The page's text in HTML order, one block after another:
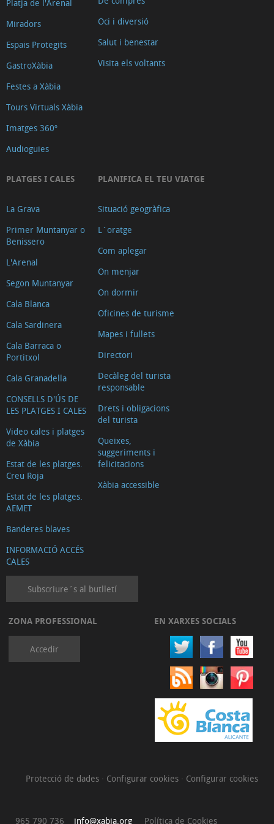
Mirador
la
Falzia
Mirador
de
les
Pesqueres
els
de
la
Mirador
Punta
del
Arenal
Séquia
Nòria
Ambolo
de
la
Nòria
Montgó
Platja de l'Arenal
Miradors
Espais Protegits
GastroXàbia
Festes a Xàbia
Tours Virtuals Xàbia
Imatges 360º
Audioguies
Oci i diversió
Salut i benestar
Visita els voltants
PLATGES I CALES
La Grava
Primer Muntanyar o
Benissero
L'Arenal
Segon Muntanyar
Cala Blanca
Cala Sardinera
Cala Barraca o
Portitxol
Cala Granadella
CONSELLS D'ÚS DE
LES PLATGES I CALES
Video cales i platges
de Xàbia
Estat de les platges.
Creu Roja
Estat de les platges.
AEMET
Banderes blaves
INFORMACIÓ ACCÉS
CALES
PLANIFICA EL TEU VIATGE
Situació geogràfica
L´oratge
Com aplegar
On menjar
On dormir
Oficines de turisme
Mapes i fullets
Directori
Decàleg del turista
responsable
Drets i obligacions
del turista
Queixes,
suggeriments i
felicitacions
Xàbia accessible
Subscriure´s al butlletí
ZONA PROFESSIONAL
Accedir
EN XARXES SOCIALS
Protecció de dades · Configurar cookies · Configurar cookies
965 790 736 info@xabia.org Política de Cookies